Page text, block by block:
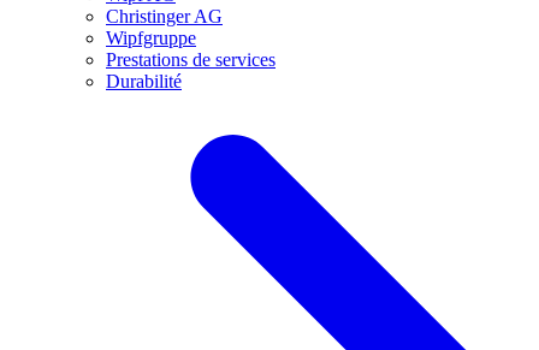
Christinger AG
Wipfgruppe
Prestations de services
Durabilité